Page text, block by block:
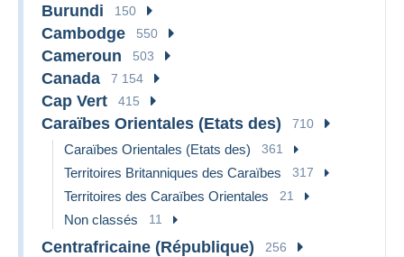
Burundi 150
Cambodge 550
Cameroun 503
Canada 7 154
Cap Vert 415
Caraïbes Orientales (Etats des) 710
Caraïbes Orientales (Etats des) 361
Territoires Britanniques des Caraïbes 317
Territoires des Caraïbes Orientales 21
Non classés 11
Centrafricaine (République) 256